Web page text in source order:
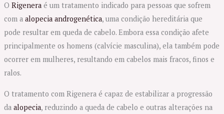
O Rigeneraé um tratamento indicado para pessoas que sofrem
com a alopecia androgenética, uma condição hereditária que
pode resultar em queda de cabelo. Embora essa condição afete
principalmente os homens (calvície masculina), ela também pode
ocorrer em mulheres, resultando em cabelos mais fracos, finos e
ralos.
O tratamento com Rigenera é capaz de estabilizar a progressão
da alopecia, reduzindo a queda de cabelo e outras alterações na